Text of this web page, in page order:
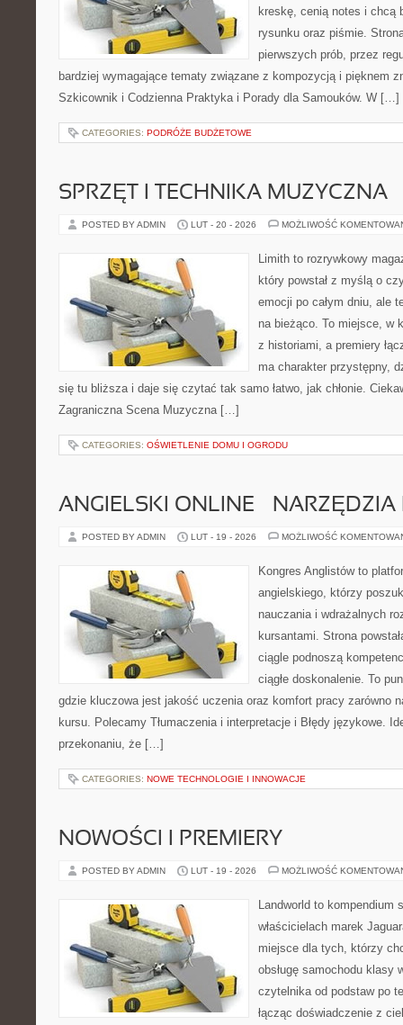
kreskę, cenią notes i chcą
rysunku oraz piśmie.
pierwszych prób, przez
bardziej wymagające tematy związane z kompozycją i pięknem
Szkicownik i Codzienna Praktyka i Porady dla Samouków. W […]
CATEGORIES: PODRÓŻE BUDŻETOWE
SPRZĘT I TECHNIKA MUZYCZNA
POSTED BY ADMIN LUT - 20 - 2026 MOŻLIWOŚĆ
Limith to rozrywkowy
który powstał z myślą o
emocji po całym dniu, ale
na bieżąco. To miejsce, w
z historiami, a premiery
ma charakter przystępny,
się tu bliższa i daje się czytać tak samo łatwo, jak chłonie.
Zagraniczna Scena Muzyczna […]
CATEGORIES: OŚWIETLENIE DOMU I OGRODU
ANGIELSKI ONLINE – NARZĘDZIA
POSTED BY ADMIN LUT - 19 - 2026 MOŻLIWOŚĆ
Kongres Anglistów to
angielskiego, którzy
nauczania i wdrażalnych
kursantami. Strona
ciągle podnoszą
ciągłe doskonalenie. To
gdzie kluczowa jest jakość uczenia oraz komfort pracy zarówno
kursu. Polecamy Tłumaczenia i interpretacje i Błędy językowe.
przekonaniu, że […]
CATEGORIES: NOWE TECHNOLOGIE I INNOWACJE
NOWOŚCI I PREMIERY
POSTED BY ADMIN LUT - 19 - 2026 MOŻLIWOŚĆ
Landworld to kompendium
właścicielach marek
miejsce dla tych, którzy
obsługę samochodu klasy
czytelnika od podstaw po
łącząc doświadczenie z